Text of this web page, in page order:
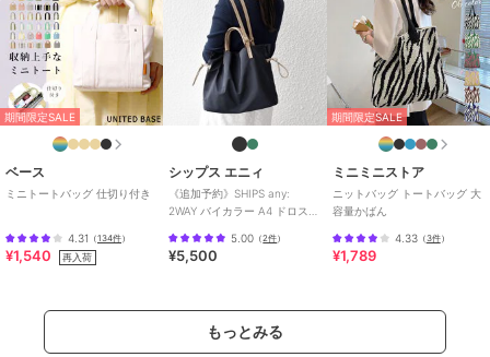
期間限定SALE
ベース
ミニトートバッグ 仕切り付き
4.31 （134件）
¥1,540 再入荷
シップス エニィ
《追加予約》SHIPS any:
2WAY バイカラー A4 ドロスト
5.00 （2件）
¥5,500
期間限定SALE
ミニミニストア
ニットバッグ トートバッグ 大
容量かばん
4.33（3件）
¥1,789
もっとみる